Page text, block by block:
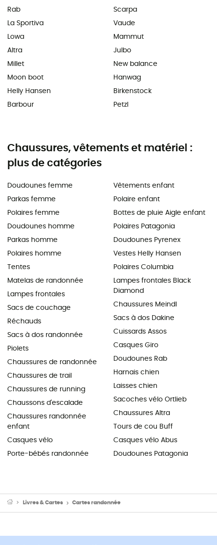
Rab
La Sportiva
Lowa
Altra
Millet
Moon boot
Helly Hansen
Barbour
Scarpa
Vaude
Mammut
Julbo
New balance
Hanwag
Birkenstock
Petzl
Chaussures, vêtements et matériel :
plus de catégories
Doudounes femme
Parkas femme
Polaires femme
Doudounes homme
Parkas homme
Polaires homme
Tentes
Matelas de randonnée
Lampes frontales
Sacs de couchage
Réchauds
Sacs à dos randonnée
Piolets
Chaussures de randonnée
Chaussures de trail
Chaussures de running
Chaussons d'escalade
Chaussures randonnée
enfant
Casques vélo
Porte-bébés randonnée
Vêtements enfant
Polaire enfant
Bottes de pluie Aigle enfant
Polaires Patagonia
Doudounes Pyrenex
Vestes Helly Hansen
Polaires Columbia
Lampes frontales Black
Diamond
Chaussures Meindl
Sacs à dos Dakine
Cuissards Assos
Casques Giro
Doudounes Rab
Harnais chien
Laisses chien
Sacoches vélo Ortlieb
Chaussures Altra
Tours de cou Buff
Casques vélo Abus
Doudounes Patagonia
Livres & Cartes Cartes randonnée